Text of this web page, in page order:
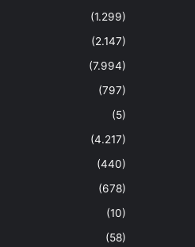
(1.299)
(2.147)
(7.994)
(797)
(5)
(4.217)
(440)
(678)
(10)
(58)